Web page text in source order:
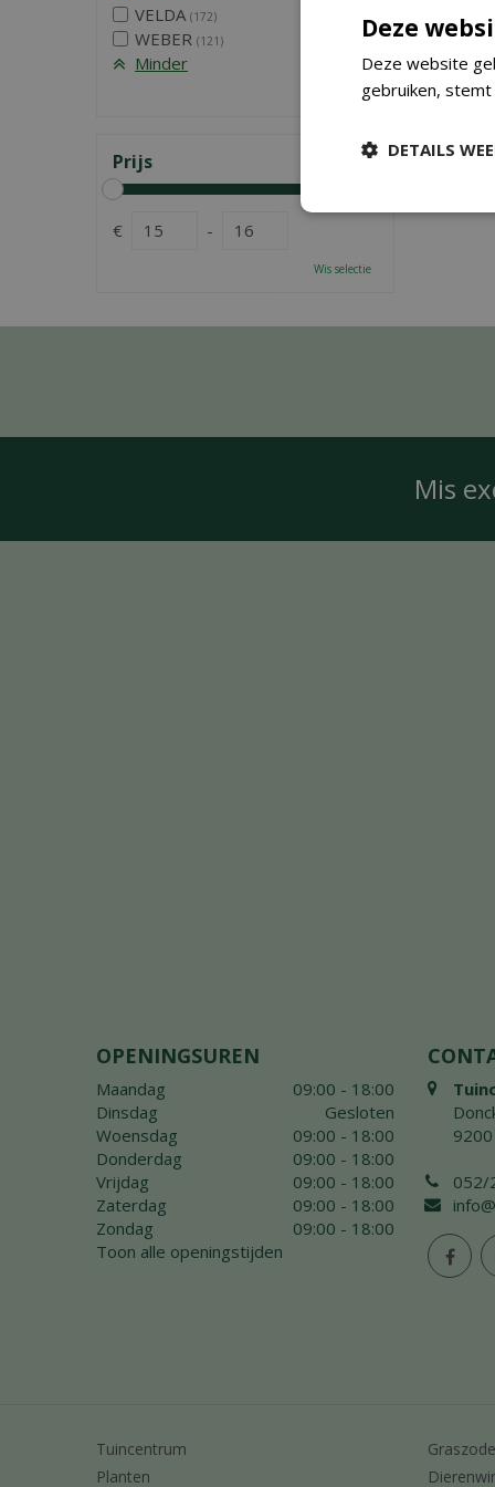
VELDA (172)
WEBER (121)
Minder
Wis selectie
Prijs
€ -
Wis selectie
Mis
OPENINGSUREN
Maandag
09:00 - 18:00
Dinsdag
Gesloten
Woensdag
09:00 - 18:00
Donderdag
09:00 - 18:00
Vrijdag
09:00 - 18:00
Zaterdag
09:00 - 18:00
Zondag
09:00 - 18:00
Toon alle openingstijden
052/
Tuincentrum
Planten
Deze
Deze website
gebruiken,
DETAILS